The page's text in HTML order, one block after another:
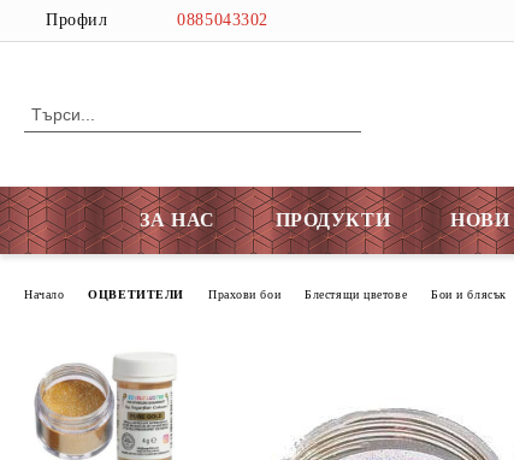
Профил 0885043302
ЗА НАС ПРОДУКТИ НОВИ
Начало ОЦВЕТИТЕЛИ Прахови бои Блестящи цветове Бои и блясък